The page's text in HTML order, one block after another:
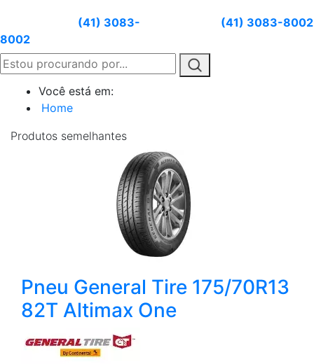
(41) 3083-
8002
(41) 3083-8002
Você está em:
Home
Produtos semelhantes
Pneu General Tire 175/70R13
82T Altimax One